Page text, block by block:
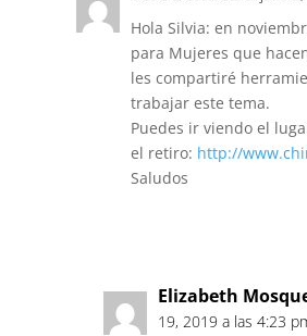
Hola Silvia: en
para Mujeres que
les compartiré
trabajar este tema.
Puedes ir viendo el
el retiro: http://
Saludos
Elizabeth
19, 2019 a las 4:23